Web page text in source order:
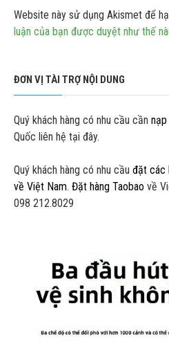
Website này sử dụng Akismet để
luận của bạn được duyệt như thế
ĐƠN VỊ TÀI TRỢ NỘI DUNG
Quý khách hàng có nhu cầu cần
Quốc liên hệ tại đây.
Quý khách hàng có nhu cầu đặt các
về Việt Nam. Đặt hàng Taobao về
098 212.8029